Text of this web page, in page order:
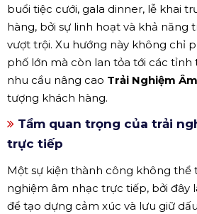
buổi tiệc cưới, gala dinner, lễ khai
hàng, bởi sự linh hoạt và khả năng
vượt trội. Xu hướng này không chỉ
phố lớn mà còn lan tỏa tới các tỉnh
nhu cầu nâng cao Trải Nghiệm
tượng khách hàng.
Tầm quan trọng của trải
trực tiếp
Một sự kiện thành công không thể
nghiệm âm nhạc trực tiếp, bởi đây
để tạo dựng cảm xúc và lưu giữ